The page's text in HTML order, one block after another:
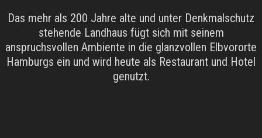
Das mehr als 200 Jahre alte und unter Denkmalschutz
stehende Landhaus fügt sich mit seinem
anspruchsvollen Ambiente in die glanzvollen Elbvororte
Hamburgs ein und wird heute als Restaurant und Hotel
genutzt.